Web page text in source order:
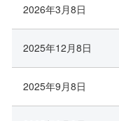
2026年3月8日
2025年12月8日
2025年9月8日